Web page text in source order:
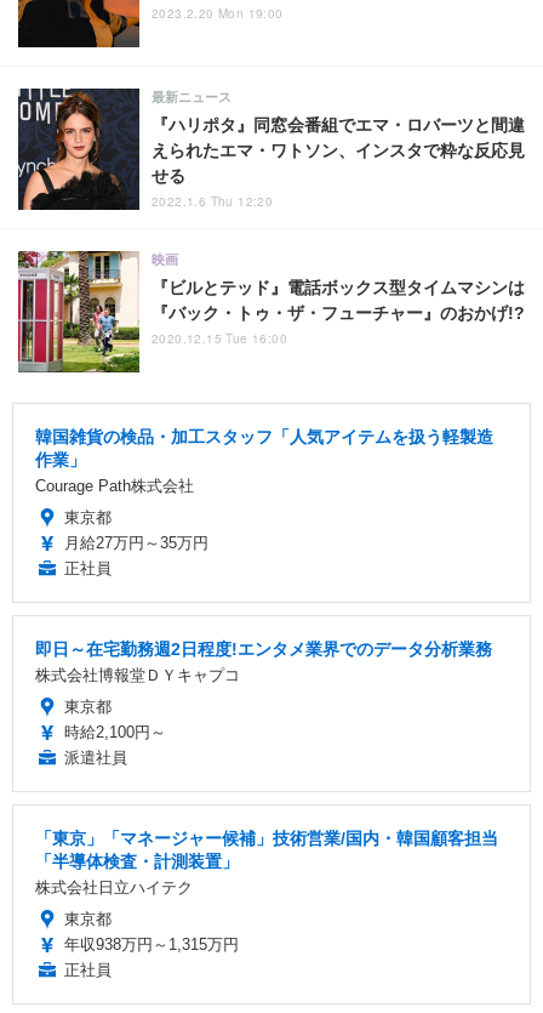
2023.2.20 Mon 19:00
『ハリポタ』同窓会番組でエマ・ロバーツと間違
えられたエマ・ワトソン、インスタで粋な反応見
せる
最新ニュース
2022.1.6 Thu 12:20
『ビルとテッド』電話ボックス型タイムマシンは
『バック・トゥ・ザ・フューチャー』のおかげ!?
映画
2020.12.15 Tue 16:00
韓国雑貨の検品・加工スタッフ「人気アイテムを扱う軽製造
作業」
Courage Path株式会社
東京都
月給27万円～35万円
正社員
即日～在宅勤務週2日程度!エンタメ業界でのデータ分析業務
株式会社博報堂ＤＹキャプコ
東京都
時給2,100円～
派遣社員
「東京」「マネージャー候補」技術営業/国内・韓国顧客担当
「半導体検査・計測装置」
株式会社日立ハイテク
東京都
年収938万円～1,315万円
正社員